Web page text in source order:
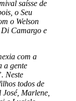
saísse de
o Seu
o Welson
Di Camargo e
com a
a gente
Neste
todos de
Marlene,